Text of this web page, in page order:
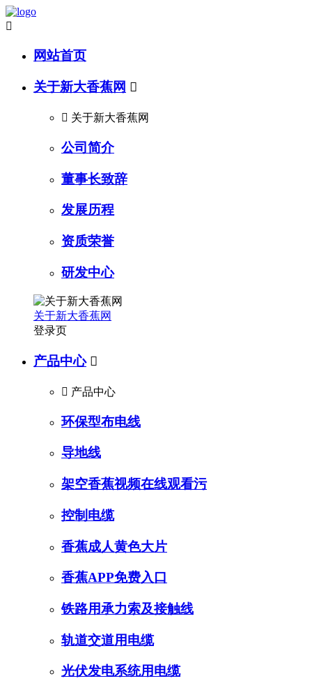

网站首页
关于新大香蕉网 
 关于新大香蕉网
公司简介
董事长致辞
发展历程
资质荣誉
研发中心
关于新大香蕉网
登录页
产品中心 
 产品中心
环保型布电线
导地线
架空香蕉视频在线观看污
控制电缆
香蕉成人黄色大片
香蕉APP免费入口
铁路用承力索及接触线
轨道交道用电缆
光伏发电系统用电缆